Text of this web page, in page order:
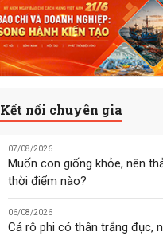
Kết nối chuyên gia
07/08/2026
Muốn con giống khỏe, nên
thời điểm nào?
06/08/2026
Cá rô phi có thân trắng đục,